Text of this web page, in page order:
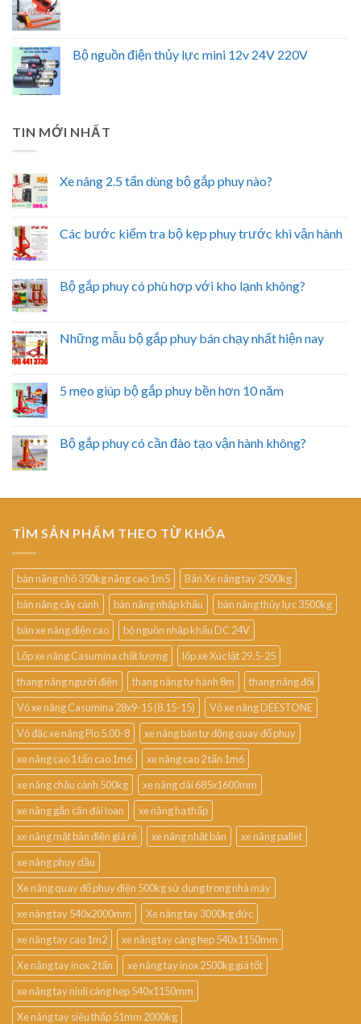
Bộ nguồn điện thủy lực mini 12v 24V 220V
TIN MỚI NHẤT
Xe nâng 2.5 tấn dùng bộ gắp phuy nào?
Các bước kiểm tra bộ kẹp phuy trước khi vận hành
Bộ gắp phuy có phù hợp với kho lạnh không?
Những mẫu bộ gắp phuy bán chạy nhất hiện nay
5 mẹo giúp bộ gắp phuy bền hơn 10 năm
Bộ gắp phuy có cần đào tạo vận hành không?
TÌM SẢN PHẨM THEO TỪ KHÓA
bàn nâng nhỏ 350kg nâng cao 1m5
Bán Xe nâng tay 2500kg
bàn nâng cây cảnh
bàn nâng nhập khẩu
bàn nâng thủy lực 3500kg
bán xe nâng điện cao
bộ nguồn nhập khẩu DC 24V
Lốp xe nâng Casumina chất lượng
lốp xe Xúc lật 29.5-25
thang nâng người điện
thang nâng tự hành 8m
thang nâng đôi
Vỏ xe nâng Casumina 28x9-15 (8.15-15)
Vỏ xe nâng DEESTONE
Vỏ đặc xe nâng Pio 5.00-8
xe nâng bán tự động quay đổ phuy
xe nâng cao 1 tấn cao 1m6
xe nâng cao 2 tấn 1m6
xe nâng chậu cảnh 500kg
xe nâng dài 685x1600mm
xe nâng gắn cân đài loan
xe nâng hạ thấp
xe nâng mặt bàn điện giá rẻ
xe nâng nhật bản
xe nâng pallet
xe nâng phuy dầu
Xe nâng quay đổ phuy điện 500kg sử dụng trong nhà máy
xe nâng tay 540x2000mm
Xe nâng tay 3000kg đức
xe nâng tay cao 1m2
xe nâng tay càng hẹp 540x1150mm
Xe nâng tay inox 2 tấn
xe nâng tay inox 2500kg giá tốt
xe nâng tay niuli càng hẹp 540x1150mm
Xe nâng tay siêu thấp 51mm 2000kg